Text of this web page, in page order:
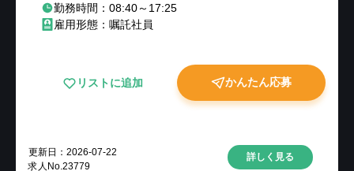
勤務時間：08:40～17:25
雇用形態：嘱託社員
リストに追加 かんたん応募
更新日： 2026-07-22
求人No. 23779
詳しく見る